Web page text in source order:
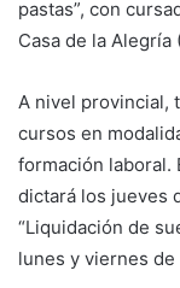
pastas”, con
Casa de la Alegría
A nivel provincial,
cursos en
formación laboral.
dictará los jueves
“Liquidación de
lunes y viernes de